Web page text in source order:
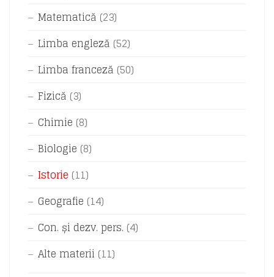
Matematică (23)
Limba engleză (52)
Limba franceză (50)
Fizică (3)
Chimie (8)
Biologie (8)
Istorie (11)
Geografie (14)
Con. și dezv. pers. (4)
Alte materii (11)